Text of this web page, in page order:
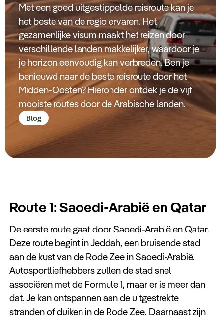
Meer
Met een goed uitgestippelde reisroute kan je
het beste van de regio ervaren. Het
gezamenlijke visum maakt het reizen door
verschillende landen makkelijker, waardoor je
je horizon eenvoudig kan verbreden. Ben je
benieuwd naar de beste reisroute door het
Midden-Oosten? Hieronder ontdek je de vijf
mooiste routes door de Arabische landen.
Blog
Route 1: Saoedi-Arabië en Qatar
De eerste route gaat door Saoedi-Arabië en Qatar.
Deze route begint in Jeddah, een bruisende stad
aan de kust van de Rode Zee in Saoedi-Arabië.
Autosportliefhebbers zullen de stad snel
associëren met de Formule 1, maar er is meer dan
dat. Je kan ontspannen aan de uitgestrekte
stranden of duiken in de Rode Zee. Daarnaast zijn